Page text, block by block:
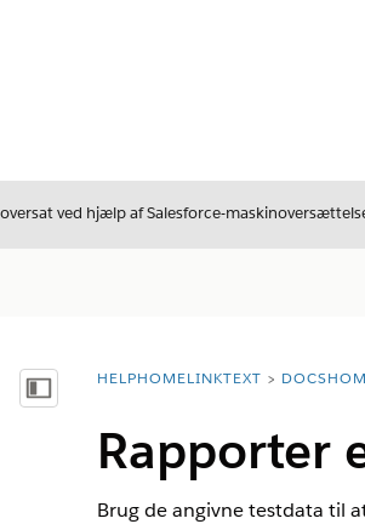
ved hjælp af Salesforce-
Vis indholdsfortegnelse
breadcrumbDescription
HELPHOMELINKTEXT
Rapporter
Brug de angivne testdata til